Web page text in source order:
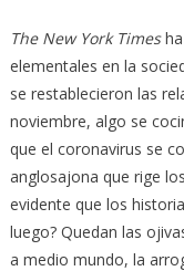
The New York Timesha
elementales en la
se restablecieron las
noviembre, algo se
que el coronavirus se
anglosajona que rige
evidente que los
luego? Quedan las
a medio mundo, la